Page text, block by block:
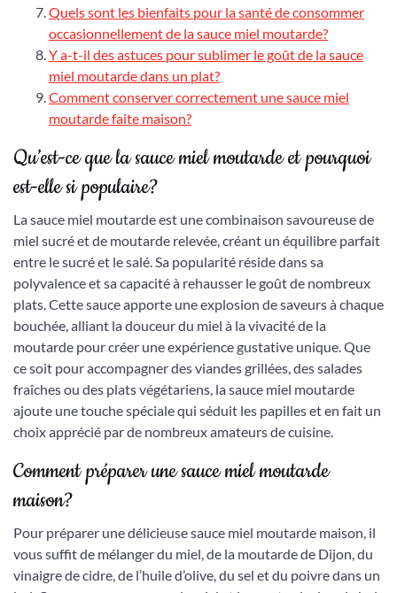
Quels sont les bienfaits pour la santé de consommer
occasionnellement de la sauce miel moutarde?
Y a-t-il des astuces pour sublimer le goût de la sauce
miel moutarde dans un plat?
Comment conserver correctement une sauce miel
moutarde faite maison?
Qu’est-ce que la sauce miel moutarde et pourquoi
est-elle si populaire?
La sauce miel moutarde est une combinaison savoureuse de
miel sucré et de moutarde relevée, créant un équilibre parfait
entre le sucré et le salé. Sa popularité réside dans sa
polyvalence et sa capacité à rehausser le goût de nombreux
plats. Cette sauce apporte une explosion de saveurs à chaque
bouchée, alliant la douceur du miel à la vivacité de la
moutarde pour créer une expérience gustative unique. Que
ce soit pour accompagner des viandes grillées, des salades
fraîches ou des plats végétariens, la sauce miel moutarde
ajoute une touche spéciale qui séduit les papilles et en fait un
choix apprécié par de nombreux amateurs de cuisine.
Comment préparer une sauce miel moutarde
maison?
Pour préparer une délicieuse sauce miel moutarde maison, il
vous suffit de mélanger du miel, de la moutarde de Dijon, du
vinaigre de cidre, de l’huile d’olive, du sel et du poivre dans un